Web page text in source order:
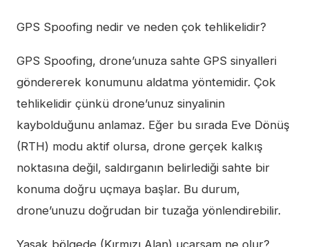
GPS Spoofing nedir ve neden çok tehlikelidir?
GPS Spoofing, drone’unuza sahte GPS sinyalleri
göndererek konumunu aldatma yöntemidir. Çok
tehlikelidir çünkü drone’unuz sinyalinin
kaybolduğunu anlamaz. Eğer bu sırada Eve Dönüş
(RTH) modu aktif olursa, drone gerçek kalkış
noktasına değil, saldırganın belirlediği sahte bir
konuma doğru uçmaya başlar. Bu durum,
drone’unuzu doğrudan bir tuzağa yönlendirebilir.
Yasak bölgede (Kırmızı Alan) uçarsam ne olur?